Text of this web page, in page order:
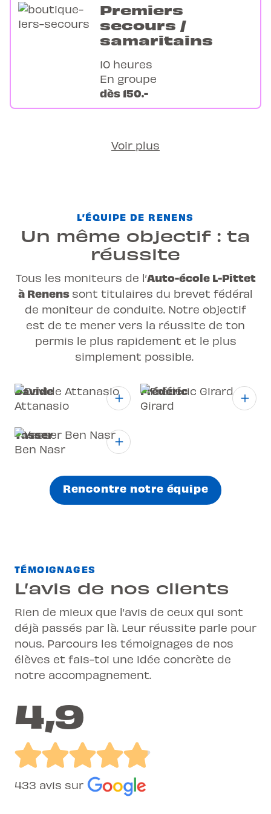
Premiers
secours /
samaritains
10 heures
En groupe
dès 150.-
Voir plus
L’ÉQUIPE DE RENENS
Un même objectif : ta
réussite
Tous les moniteurs de l’Auto-école L-Pittet
à Renens sont titulaires du brevet fédéral
de moniteur de conduite. Notre objectif
est de te mener vers la réussite de ton
permis le plus rapidement et le plus
simplement possible.
Davide
Attanasio
Frédéric
Girard
Yasser
Ben Nasr
Rencontre notre équipe
TÉMOIGNAGES
L’avis de nos clients
Rien de mieux que l’avis de ceux qui sont
déjà passés par là. Leur réussite parle pour
nous. Parcours les témoignages de nos
élèves et fais-toi une idée concrète de
notre accompagnement.
4,9
433 avis sur